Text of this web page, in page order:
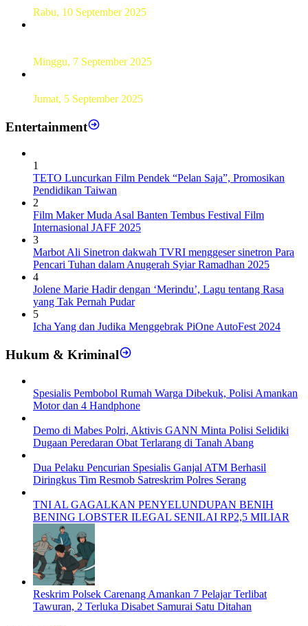
Rabu, 10 September 2025
Minggu, 7 September 2025
Jumat, 5 September 2025
Entertainment
1
TETO Luncurkan Film Pendek “Pelan Saja”, Promosikan
Pendidikan Taiwan
2
Film Maker Muda Asal Banten Tembus Festival Film
Internasional JAFF 2025
3
Marbot Ali Sinetron dakwah TVRI menggeser sinetron Para
Pencari Tuhan dalam Anugerah Syiar Ramadhan 2025
4
Jolene Marie Hadir dengan ‘Merindu’, Lagu tentang Rasa
yang Tak Pernah Pudar
5
Icha Yang dan Judika Menggebrak PiOne AutoFest 2024
Hukum & Kriminal
Spesialis Pembobol Rumah Warga Dibekuk, Polisi Amankan
Motor dan 4 Handphone
Demo di Mabes Polri, Aktivis GANN Minta Polisi Selidiki
Dugaan Peredaran Obat Terlarang di Tanah Abang
Dua Pelaku Pencurian Spesialis Ganjal ATM Berhasil
Diringkus Tim Resmob Satreskrim Polres Serang
TNI AL GAGALKAN PENYELUNDUPAN BENIH
BENING LOBSTER ILEGAL SENILAI RP2,5 MILIAR
Reskrim Polsek Carenang Amankan 7 Pelajar Terlibat
Tawuran, 2 Terluka Disabet Samurai Satu Ditahan